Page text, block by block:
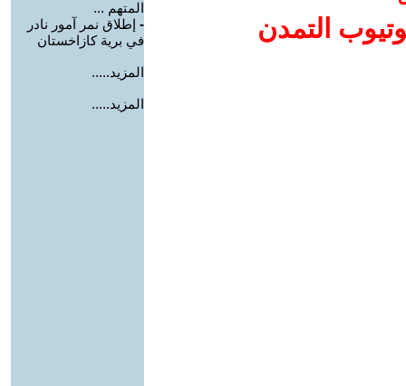
التمدن
المتهم ...
- إطلاق نمر آمور نادر
في برية كازاخستان
المزيد.....
المزيد.....